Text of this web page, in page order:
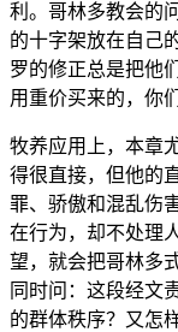
利。哥林多教会的
的十字架放在自己
罗的修正总是把他
用重价买来的，你
牧养应用上，本章
得很直接，但他的
罪、骄傲和混乱伤
在行为，却不处理
望，就会把哥林多
同时问：这段经文
的群体秩序？又怎